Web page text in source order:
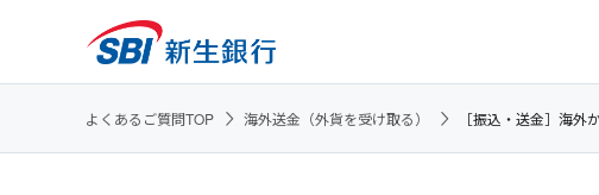
よくあるご質問TOP 海外送金（外貨を受け取る） ［振込・送金］海外